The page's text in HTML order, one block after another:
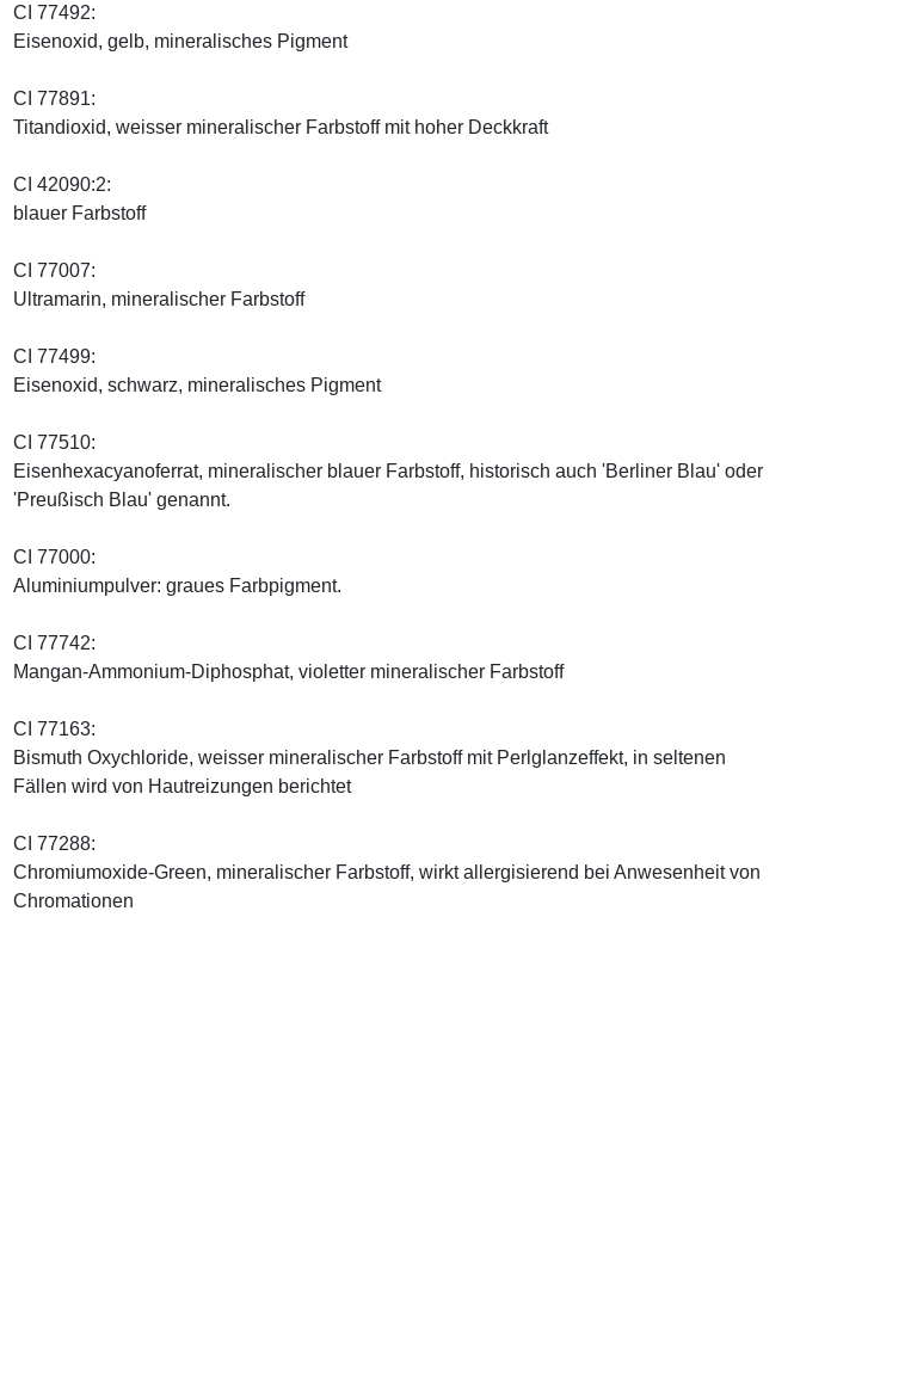
CI 77492:
Eisenoxid, gelb, mineralisches Pigment
CI 77891:
Titandioxid, weisser mineralischer Farbstoff mit hoher Deckkraft
CI 42090:2:
blauer Farbstoff
CI 77007:
Ultramarin, mineralischer Farbstoff
CI 77499:
Eisenoxid, schwarz, mineralisches Pigment
CI 77510:
Eisenhexacyanoferrat, mineralischer blauer Farbstoff, historisch auch 'Berliner Blau' oder
'Preußisch Blau' genannt.
CI 77000:
Aluminiumpulver: graues Farbpigment.
CI 77742:
Mangan-Ammonium-Diphosphat, violetter mineralischer Farbstoff
CI 77163:
Bismuth Oxychloride, weisser mineralischer Farbstoff mit Perlglanzeffekt, in seltenen
Fällen wird von Hautreizungen berichtet
CI 77288:
Chromiumoxide-Green, mineralischer ­Farbstoff, wirkt allergisierend bei Anwesenheit von
Chromationen